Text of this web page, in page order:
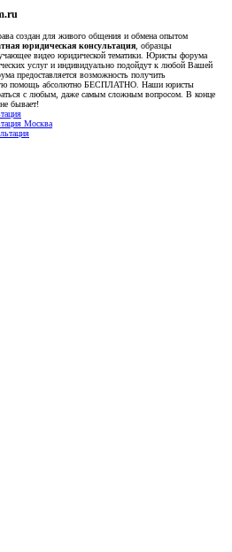
создан для живого общения и обмена опытом
юридическая консультация , образцы
видео юридической тематики. Юристы форума
услуг и индивидуально подойдут к любой Вашей
предоставляется возможность получить
помощь абсолютно БЕСПЛАТНО. Наши юристы
с любым, даже самым сложным вопросом. В конце
бывает!
Москва